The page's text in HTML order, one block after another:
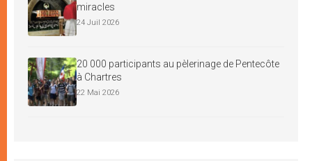
miracles
24 Juil 2026
20 000 participants au pèlerinage de Pentecôte
à Chartres
22 Mai 2026